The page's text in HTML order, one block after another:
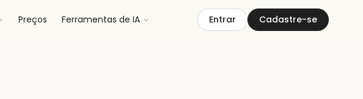
Preços Ferramentas de IA Entrar Cadastre-se